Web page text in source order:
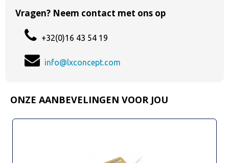
Vragen? Neem contact met ons op
+32(0)16 43 54 19
info@lxconcept.com
ONZE AANBEVELINGEN VOOR JOU